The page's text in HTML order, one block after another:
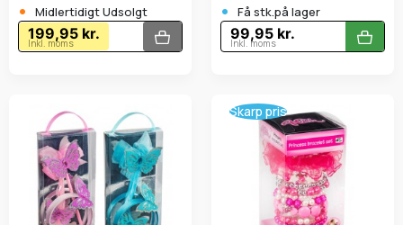
• Midlertidigt Udsolgt
199,95 kr.
Inkl. moms
• Få stk.på lager
99,95 kr.
Inkl. moms
Skarp pris